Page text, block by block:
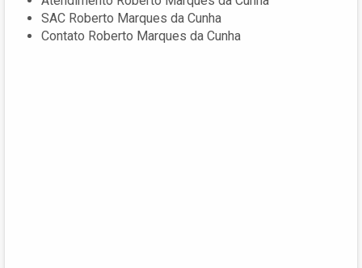
SAC Roberto Marques da Cunha
Contato Roberto Marques da Cunha